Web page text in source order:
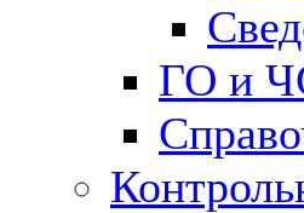
ГО и